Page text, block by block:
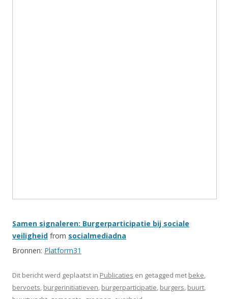
Samen signaleren: Burgerparticipatie bij sociale
veiligheid from socialmediadna
Bronnen: Platform31
Dit bericht werd geplaatst in Publicaties en getagged met beke,
bervoets, burgerinitiatieven, burgerparticipatie, burgers, buurt,